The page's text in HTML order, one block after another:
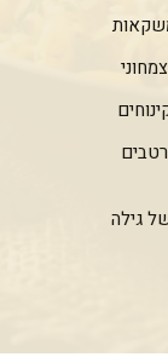
צמחוני
רטבים